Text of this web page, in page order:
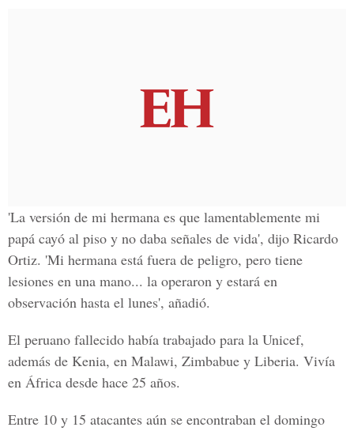
'La versión de mi hermana es que lamentablemente mi
papá cayó al piso y no daba señales de vida', dijo Ricardo
Ortiz. 'Mi hermana está fuera de peligro, pero tiene
lesiones en una mano... la operaron y estará en
observación hasta el lunes', añadió.
El peruano fallecido había trabajado para la Unicef,
además de Kenia, en Malawi, Zimbabue y Liberia. Vivía
en África desde hace 25 años.
Entre 10 y 15 atacantes aún se encontraban el domingo